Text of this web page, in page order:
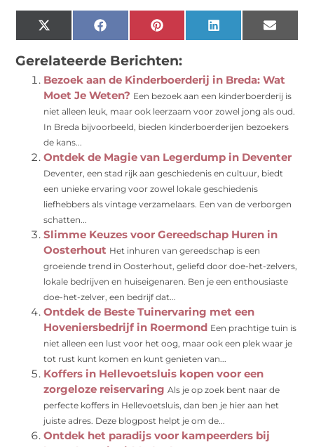
X
(Twitter)
Facebook Pinterest LinkedIn Email
Gerelateerde Berichten:
Bezoek aan de Kinderboerderij in Breda: Wat
Moet Je Weten? Een bezoek aan een kinderboerderij is
niet alleen leuk, maar ook leerzaam voor zowel jong als oud.
In Breda bijvoorbeeld, bieden kinderboerderijen bezoekers
de kans...
Ontdek de Magie van Legerdump in Deventer
Deventer, een stad rijk aan geschiedenis en cultuur, biedt
een unieke ervaring voor zowel lokale geschiedenis
liefhebbers als vintage verzamelaars. Een van de verborgen
schatten...
Slimme Keuzes voor Gereedschap Huren in
Oosterhout Het inhuren van gereedschap is een
groeiende trend in Oosterhout, geliefd door doe-het-zelvers,
lokale bedrijven en huiseigenaren. Ben je een enthousiaste
doe-het-zelver, een bedrijf dat...
Ontdek de Beste Tuinervaring met een
Hoveniersbedrijf in Roermond Een prachtige tuin is
niet alleen een lust voor het oog, maar ook een plek waar je
tot rust kunt komen en kunt genieten van...
Koffers in Hellevoetsluis kopen voor een
zorgeloze reiservaring Als je op zoek bent naar de
perfecte koffers in Hellevoetsluis, dan ben je hier aan het
juiste adres. Deze blogpost helpt je om de...
Ontdek het paradijs voor kampeerders bij